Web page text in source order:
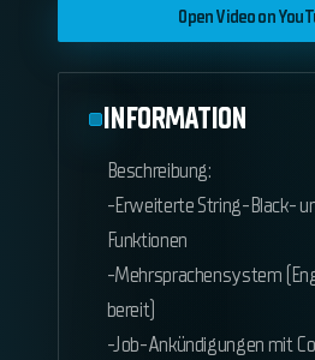
Open Video on
INFORMATION
Beschreibung:
-Erweiterte String-Black-
Funktionen
-Mehrsprachensystem
bereit)
-Job-Ankündigungen mit